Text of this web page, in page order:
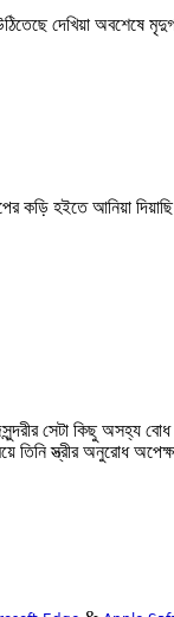
দেখিয়া অবশেষে
হইতে আনিয়া
সেটা কিছু অসহ্য
স্ত্রীর অনুরোধ অপেক্ষা